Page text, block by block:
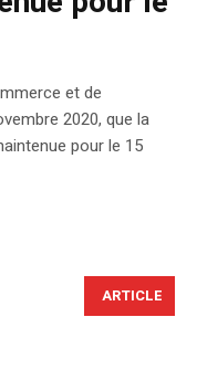
et de
2020, que la
pour le 15
ARTICLE